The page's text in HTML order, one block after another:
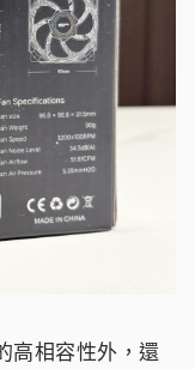
高相容性外，還